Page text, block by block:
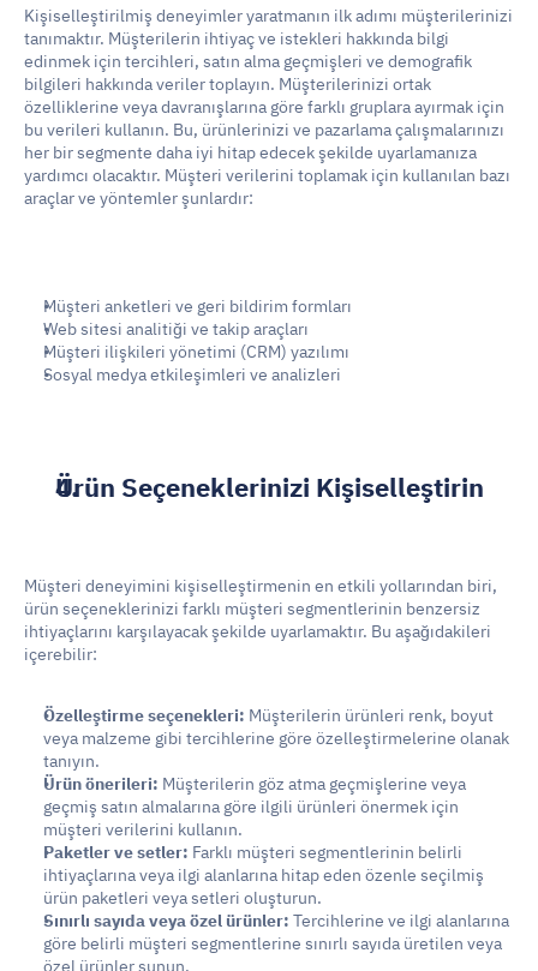
Kişiselleştirilmiş deneyimler yaratmanın ilk adımı müşterilerinizi
tanımaktır. Müşterilerin ihtiyaç ve istekleri hakkında bilgi
edinmek için tercihleri, satın alma geçmişleri ve demografik
bilgileri hakkında veriler toplayın. Müşterilerinizi ortak
özelliklerine veya davranışlarına göre farklı gruplara ayırmak için
bu verileri kullanın. Bu, ürünlerinizi ve pazarlama çalışmalarınızı
her bir segmente daha iyi hitap edecek şekilde uyarlamanıza
yardımcı olacaktır. Müşteri verilerini toplamak için kullanılan bazı
araçlar ve yöntemler şunlardır:
Müşteri anketleri ve geri bildirim formları
Web sitesi analitiği ve takip araçları
Müşteri ilişkileri yönetimi (CRM) yazılımı
Sosyal medya etkileşimleri ve analizleri
Ürün Seçeneklerinizi Kişiselleştirin
Müşteri deneyimini kişiselleştirmenin en etkili yollarından biri,
ürün seçeneklerinizi farklı müşteri segmentlerinin benzersiz
ihtiyaçlarını karşılayacak şekilde uyarlamaktır. Bu aşağıdakileri
içerebilir:
Özelleştirme seçenekleri: Müşterilerin ürünleri renk, boyut
veya malzeme gibi tercihlerine göre özelleştirmelerine olanak
tanıyın.
Ürün önerileri: Müşterilerin göz atma geçmişlerine veya
geçmiş satın almalarına göre ilgili ürünleri önermek için
müşteri verilerini kullanın.
Paketler ve setler: Farklı müşteri segmentlerinin belirli
ihtiyaçlarına veya ilgi alanlarına hitap eden özenle seçilmiş
ürün paketleri veya setleri oluşturun.
Sınırlı sayıda veya özel ürünler: Tercihlerine ve ilgi alanlarına
göre belirli müşteri segmentlerine sınırlı sayıda üretilen veya